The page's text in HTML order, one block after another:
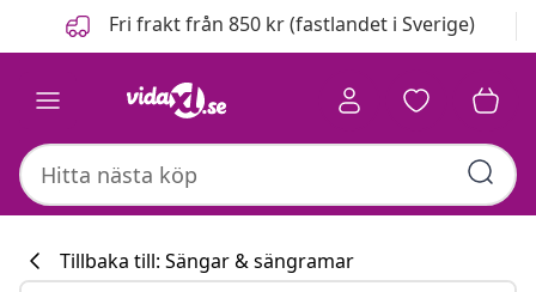
FöregåendeFri frakt från 850 kr (fastlandet i Sverige)
Tillbaka till: Sängar & sängramar